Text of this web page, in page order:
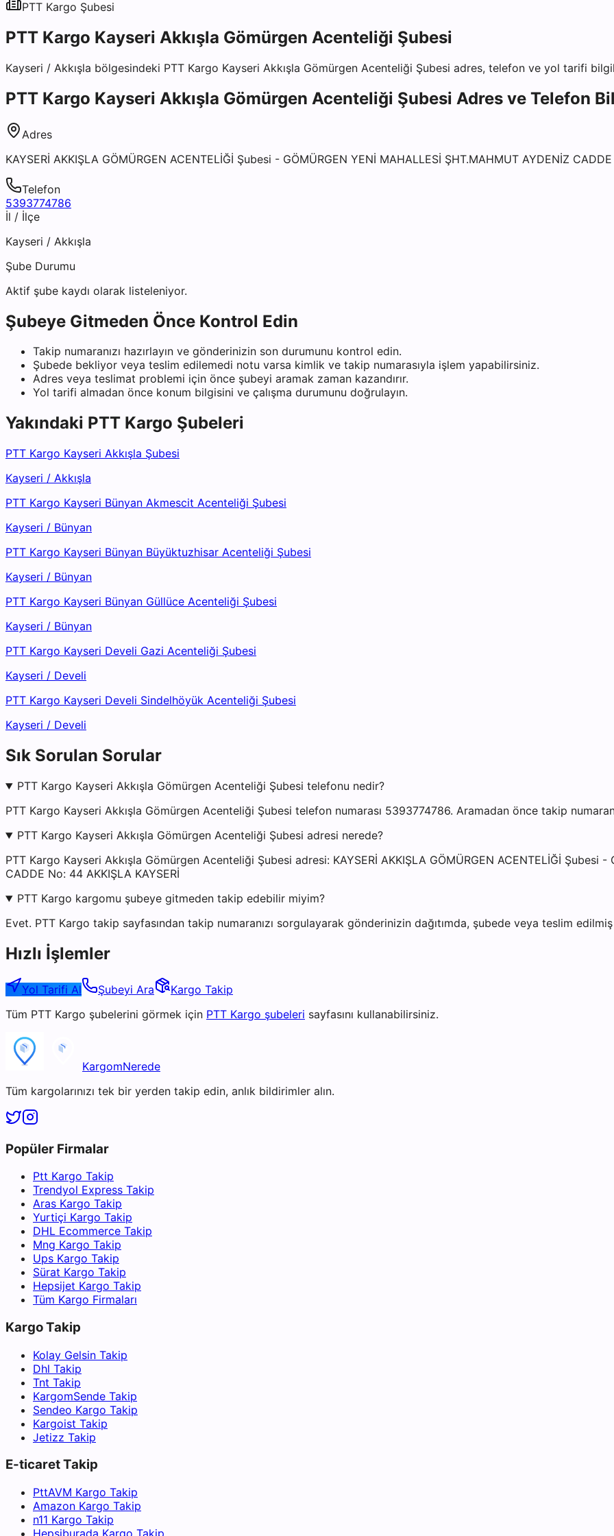
PTT Kargo Şubesi
PTT Kargo Kayseri Akkışla Gömürgen Acenteliği Şubesi
Kayseri / Akkışla bölgesindeki PTT Kargo Kayseri Akkışla Gömürgen Acenteliği Şubesi adres, telefon ve yol tarifi
PTT Kargo Kayseri Akkışla Gömürgen Acenteliği Şubesi Adres ve Telefon
Adres
KAYSERİ AKKIŞLA GÖMÜRGEN ACENTELİĞİ Şubesi - GÖMÜRGEN YENİ MAHALLESİ ŞHT.MAHMUT AYDENİZ
Telefon
5393774786
İl / İlçe
Kayseri / Akkışla
Şube Durumu
Aktif şube kaydı olarak listeleniyor.
Şubeye Gitmeden Önce Kontrol Edin
Takip numaranızı hazırlayın ve gönderinizin son durumunu kontrol edin.
Şubede bekliyor veya teslim edilemedi notu varsa kimlik ve takip numarasıyla işlem yapabilirsiniz.
Adres veya teslimat problemi için önce şubeyi aramak zaman kazandırır.
Yol tarifi almadan önce konum bilgisini ve çalışma durumunu doğrulayın.
Yakındaki PTT Kargo Şubeleri
PTT Kargo Kayseri Akkışla Şubesi
Kayseri / Akkışla
PTT Kargo Kayseri Bünyan Akmescit Acenteliği Şubesi
Kayseri / Bünyan
PTT Kargo Kayseri Bünyan Büyüktuzhisar Acenteliği Şubesi
Kayseri / Bünyan
PTT Kargo Kayseri Bünyan Güllüce Acenteliği Şubesi
Kayseri / Bünyan
PTT Kargo Kayseri Develi Gazi Acenteliği Şubesi
Kayseri / Develi
PTT Kargo Kayseri Develi Sindelhöyük Acenteliği Şubesi
Kayseri / Develi
Sık Sorulan Sorular
PTT Kargo Kayseri Akkışla Gömürgen Acenteliği Şubesi telefonu nedir?
PTT Kargo Kayseri Akkışla Gömürgen Acenteliği Şubesi telefon numarası 5393774786. Aramadan önce takip
PTT Kargo Kayseri Akkışla Gömürgen Acenteliği Şubesi adresi nerede?
PTT Kargo Kayseri Akkışla Gömürgen Acenteliği Şubesi adresi: KAYSERİ AKKIŞLA GÖMÜRGEN ACENTELİĞİ Şubesi -
CADDE No: 44 AKKIŞLA KAYSERİ
PTT Kargo kargomu şubeye gitmeden takip edebilir miyim?
Evet. PTT Kargo takip sayfasından takip numaranızı sorgulayarak gönderinizin dağıtımda, şubede veya teslim
Hızlı İşlemler
Yol Tarifi Al Şubeyi Ara
Kargo Takip
Tüm PTT Kargo şubelerini görmek için PTT Kargo şubeleri sayfasını kullanabilirsiniz.
KargomNerede
Tüm kargolarınızı tek bir yerden takip edin, anlık bildirimler alın.
Popüler Firmalar
Ptt Kargo Takip
Trendyol Express Takip
Aras Kargo Takip
Yurtiçi Kargo Takip
DHL Ecommerce Takip
Mng Kargo Takip
Ups Kargo Takip
Sürat Kargo Takip
Hepsijet Kargo Takip
Tüm Kargo Firmaları
Kargo Takip
Kolay Gelsin Takip
Dhl Takip
Tnt Takip
KargomSende Takip
Sendeo Kargo Takip
Kargoist Takip
Jetizz Takip
E-ticaret Takip
PttAVM Kargo Takip
Amazon Kargo Takip
n11 Kargo Takip